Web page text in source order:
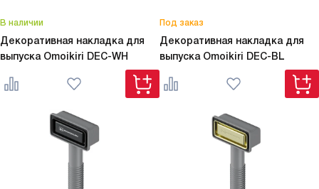
В наличии
Декоративная накладка для
выпуска Omoikiri DEC-WH
Под заказ
Декоративная накладка для
выпуска Omoikiri DEC-BL